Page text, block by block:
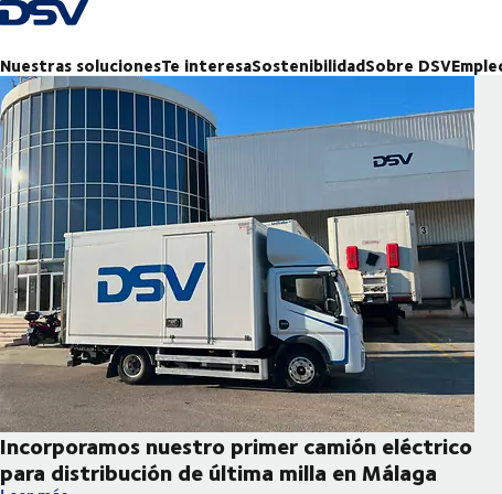
Volver a la página de inicio
Nuestras solucionesTe interesaSostenibilidadSobre DSV
Incorporamos nuestro primer camión eléctrico
para distribución de última milla en Málaga